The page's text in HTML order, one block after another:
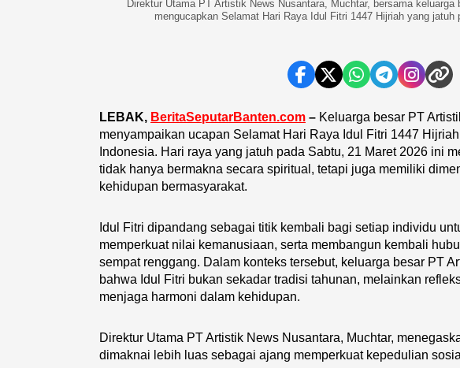
Direktur Utama PT Artistik News Nusantara, Muchtar, bersama
mengucapkan Selamat Hari Raya Idul Fitri 1447 Hijriah yang jatuh
LEBAK, BeritaSeputarBanten.com – Keluarga besar PT
menyampaikan ucapan Selamat Hari Raya Idul Fitri 1447
Indonesia. Hari raya yang jatuh pada Sabtu, 21 Maret 2026 ini
tidak hanya bermakna secara spiritual, tetapi juga memiliki
kehidupan bermasyarakat.
Idul Fitri dipandang sebagai titik kembali bagi setiap individu
memperkuat nilai kemanusiaan, serta membangun kembali
sempat renggang. Dalam konteks tersebut, keluarga besar PT
bahwa Idul Fitri bukan sekadar tradisi tahunan, melainkan
menjaga harmoni dalam kehidupan.
Direktur Utama PT Artistik News Nusantara, Muchtar,
dimaknai lebih luas sebagai ajang memperkuat kepedulian